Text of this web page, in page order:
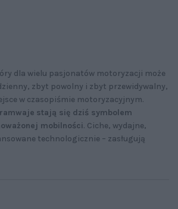
dla wielu pasjonatów motoryzacji może
zbyt powolny i zbyt przewidywalny,
w czasopiśmie motoryzacyjnym.
stają się dziś symbolem
mobilności. Ciche, wydajne,
technologicznie – zasługują